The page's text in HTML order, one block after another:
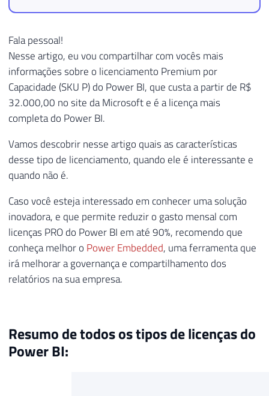
Fala pessoal!
Nesse artigo, eu vou compartilhar com vocês mais
informações sobre o licenciamento Premium por
Capacidade (SKU P) do Power BI, que custa a partir de R$
32.000,00 no site da Microsoft e é a licença mais
completa do Power BI.
Vamos descobrir nesse artigo quais as características
desse tipo de licenciamento, quando ele é interessante e
quando não é.
Caso você esteja interessado em conhecer uma solução
inovadora, e que permite reduzir o gasto mensal com
licenças PRO do Power BI em até 90%, recomendo que
conheça melhor o Power Embedded, uma ferramenta que
irá melhorar a governança e compartilhamento dos
relatórios na sua empresa.
Resumo de todos os tipos de licenças do
Power BI: